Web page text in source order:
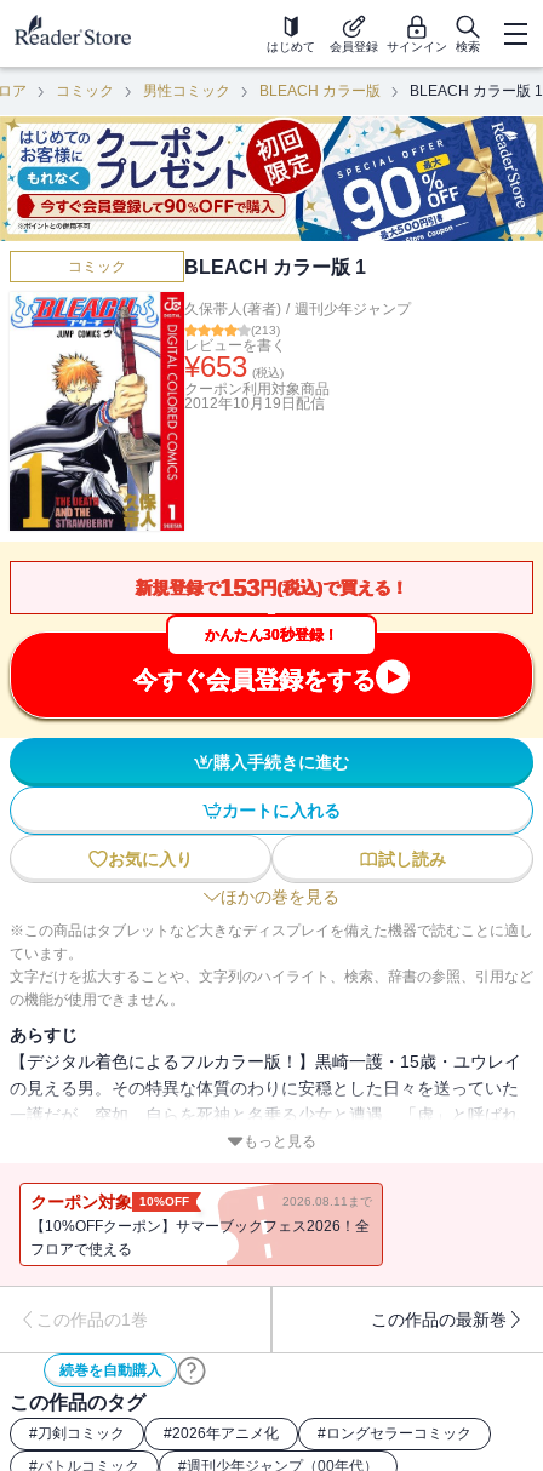
はじめて 会員登録 サインイン 検索
ア コミック 男性コミック BLEACH カラー版 BLEACH カラー版 1
コミック BLEACH カラー版 1
久保帯人(著者) / 週刊少年ジャンプ
(213)
レビューを書く
¥653 (税込)
クーポン利用対象商品
2012年10月19日 配信
新規登録で153円(税込)で買える！
かんたん30秒登録！
今すぐ会員登録をする
購入手続きに進む
カートに入れる
お気に入り
試し読み
ほかの巻を見る
※この商品はタブレットなど大きなディスプレイを備えた機器で読むことに適し
ています。
文字だけを拡大することや、文字列のハイライト、検索、辞書の参照、引用など
の機能が使用できません。
あらすじ
【デジタル着色によるフルカラー版！】黒崎一護・15歳・ユウレイ
の見える男。その特異な体質のわりに安穏とした日々を送っていた
一護だが、突如、自らを死神と名乗る少女と遭遇、「虚」と呼ばれ
る悪霊に襲われる。次々と倒れる家族を前に一護は!?
もっと見る
クーポン対象 10%OFF 2026.08.11まで
【10%OFFクーポン】サマーブックフェス2026！全
フロアで使える
この作品の1巻 この作品の最新巻
続巻を自動購入
この作品のタグ
#刀剣コミック #2026年アニメ化 #ロングセラーコミック
#バトルコミック #週刊少年ジャンプ（00年代）